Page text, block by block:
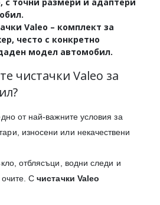
Valeo – комплект за
често с конкретно
модел автомобил.
чистачки Valeo за
от най-важните условия за
износени или некачествени
отблясъци, водни следи и
очите. Счистачки Valeo